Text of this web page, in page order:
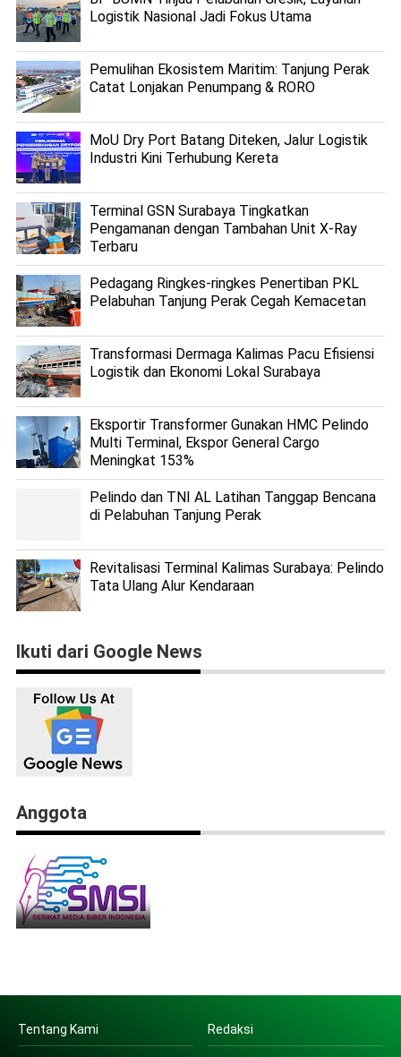
Logistik Nasional Jadi Fokus Utama
Pemulihan Ekosistem Maritim: Tanjung Perak
Catat Lonjakan Penumpang & RORO
MoU Dry Port Batang Diteken, Jalur Logistik
Industri Kini Terhubung Kereta
Terminal GSN Surabaya Tingkatkan
Pengamanan dengan Tambahan Unit X-Ray
Terbaru
Pedagang Ringkes-ringkes Penertiban PKL
Pelabuhan Tanjung Perak Cegah Kemacetan
Transformasi Dermaga Kalimas Pacu Efisiensi
Logistik dan Ekonomi Lokal Surabaya
Eksportir Transformer Gunakan HMC Pelindo
Multi Terminal, Ekspor General Cargo
Meningkat 153%
Pelindo dan TNI AL Latihan Tanggap Bencana
di Pelabuhan Tanjung Perak
Revitalisasi Terminal Kalimas Surabaya: Pelindo
Tata Ulang Alur Kendaraan
Ikuti dari Google News
Anggota
Tentang Kami Redaksi